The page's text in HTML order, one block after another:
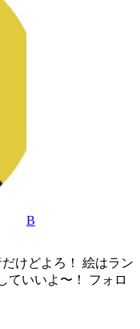
B
けどよろ！ 絵はラン
ていいよ〜！ フォロ